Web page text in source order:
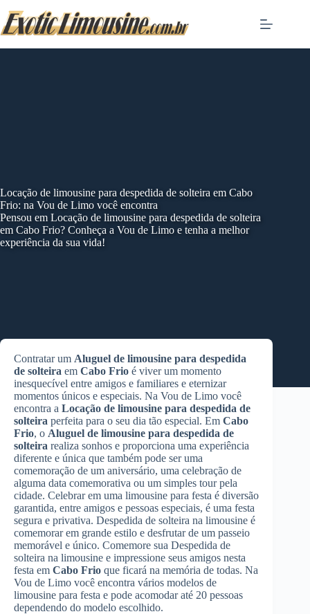
to
content
Locação de limousine para despedida de solteira em Cabo
Frio: na Vou de Limo você encontra
Pensou em Locação de limousine para despedida de solteira
em Cabo Frio? Conheça a Vou de Limo e tenha a melhor
experiência da sua vida!
Contratar um Aluguel de limousine para despedida
de solteira em Cabo Frio é viver um momento
inesquecível entre amigos e familiares e eternizar
momentos únicos e especiais. Na Vou de Limo você
encontra a Locação de limousine para despedida de
solteira perfeita para o seu dia tão especial. Em Cabo
Frio, o Aluguel de limousine para despedida de
solteira realiza sonhos e proporciona uma experiência
diferente e única que também pode ser uma
comemoração de um aniversário, uma celebração de
alguma data comemorativa ou um simples tour pela
cidade. Celebrar em uma limousine para festa é diversão
garantida, entre amigos e pessoas especiais, é uma festa
segura e privativa. Despedida de solteira na limousine é
comemorar em grande estilo e desfrutar de um passeio
memorável e único. Comemore sua Despedida de
solteira na limousine e impressione seus amigos nesta
festa em Cabo Frio que ficará na memória de todas. Na
Vou de Limo você encontra vários modelos de
limousine para festa e pode acomodar até 20 pessoas
dependendo do modelo escolhido.